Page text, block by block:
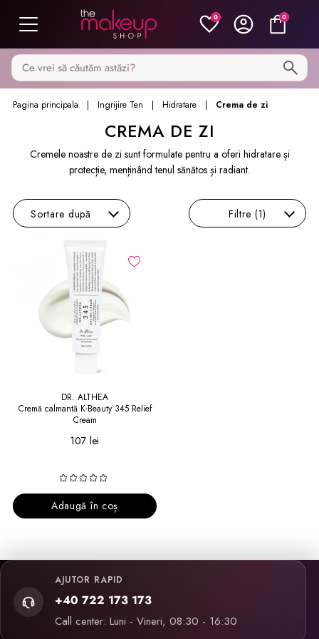
0 0
Caută pe MakeupShop
Pagina principala Ingrijire Ten Hidratare Crema de zi
CREMA DE ZI
Cremele noastre de zi sunt formulate pentru a oferi hidratare și
protecție, menținând tenul sănătos și radiant.
Sortare după Filtre (1)
DR. ALTHEA
Cremă calmantă K-Beauty 345 Relief
Cream
107 lei
Adaugă în coș
AJUTOR RAPID
+40 722 173 173
Call center: Luni - Vineri, 08:30 - 16:30